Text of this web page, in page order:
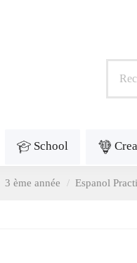
School
3 ème année Espanol